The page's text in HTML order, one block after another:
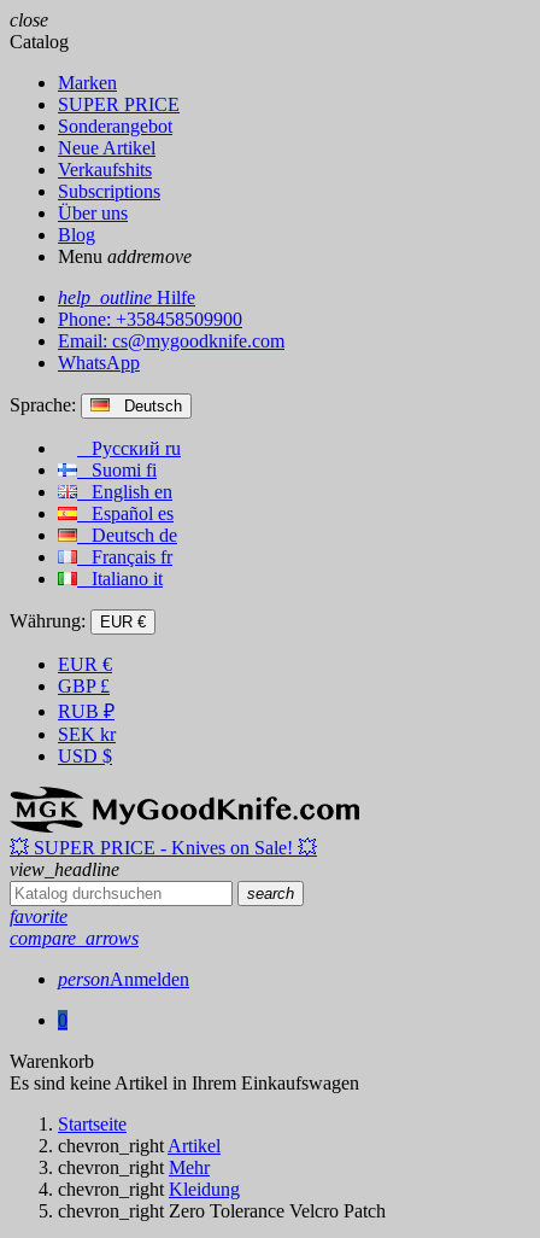
close
Catalog
Marken
SUPER PRICE
Sonderangebot
Neue Artikel
Verkaufshits
Subscriptions
Über uns
Blog
Menu addremove
help_outline Hilfe
Phone: +358458509900
Email: cs@mygoodknife.com
WhatsApp
Sprache: Deutsch
Русский ru
Suomi fi
English en
Español es
Deutsch de
Français fr
Italiano it
Währung: EUR €
EUR €
GBP £
RUB ₽
SEK kr
USD $
💥 SUPER PRICE - Knives on Sale! 💥
view_headline
search
favorite
compare_arrows
personAnmelden
0
Warenkorb
Es sind keine Artikel in Ihrem Einkaufswagen
Startseite
chevron_right Artikel
chevron_right Mehr
chevron_right Kleidung
chevron_right Zero Tolerance Velcro Patch